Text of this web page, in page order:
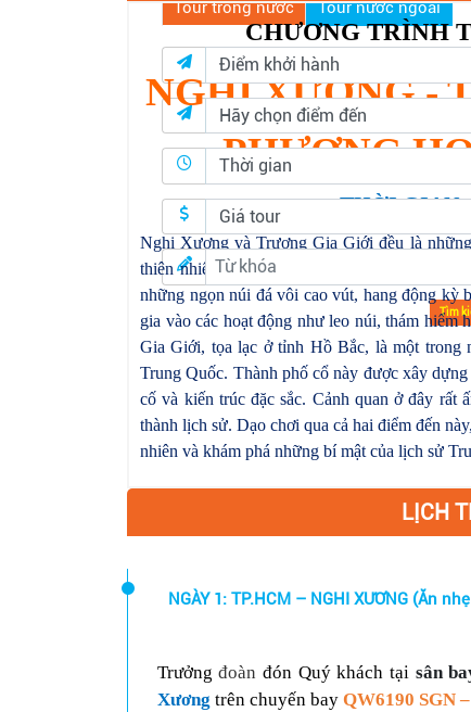
Tour trong nước Tour nước ngoài
Tìm
CHƯƠNG TRÌNH
NGHI XƯƠNG -
PHƯỢNG
THỜI GIAN:
Nghi Xương và Trương Gia Giới đều là
thiên nhiên hùng vĩ và di sản văn hóa độc
những ngọn núi đá vôi cao vút, hang động kỳ
gia vào các hoạt động như leo núi, thám hiểm
Gia Giới, tọa lạc ở tỉnh Hồ Bắc, là một trong
Trung Quốc. Thành phố cổ này được xây
cố và kiến trúc đặc sắc. Cảnh quan ở đây rất
thành lịch sử. Dạo chơi qua cả hai điểm đến
nhiên và khám phá những bí mật của lịch sử
LỊCH
NGÀY 1: TP.HCM – NGHI XƯƠNG (Ăn
Trưởngđoàn đón Quý khách tại sân
Xương trên chuyến bay QW6190 SGN